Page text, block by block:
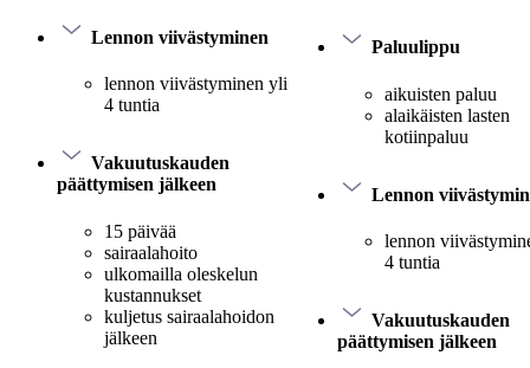
Lennon viivästyminen
lennon viivästyminen yli
4 tuntia
Vakuutuskauden
päättymisen jälkeen
15 päivää
sairaalahoito
ulkomailla oleskelun
kustannukset
kuljetus sairaalahoidon
jälkeen
Paluulippu
aikuisten paluu
alaikäisten lasten
kotiinpaluu
Lennon
lennon
4 tuntia
Vakuutuskauden
päättymisen jälkeen